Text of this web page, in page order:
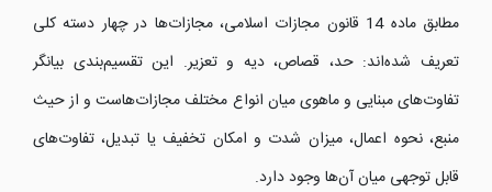
مطابق ماده 14 قانون مجازات اسلامی، مجازات‌ها در چهار دسته کلی
تعریف شده‌اند: حد، قصاص، دیه و تعزیر. این تقسیم‌بندی بیانگر
تفاوت‌های مبنایی و ماهوی میان انواع مختلف مجازات‌هاست و از حیث
منبع، نحوه اعمال، میزان شدت و امکان تخفیف یا تبدیل، تفاوت‌های
قابل توجهی میان آن‌ها وجود دارد.